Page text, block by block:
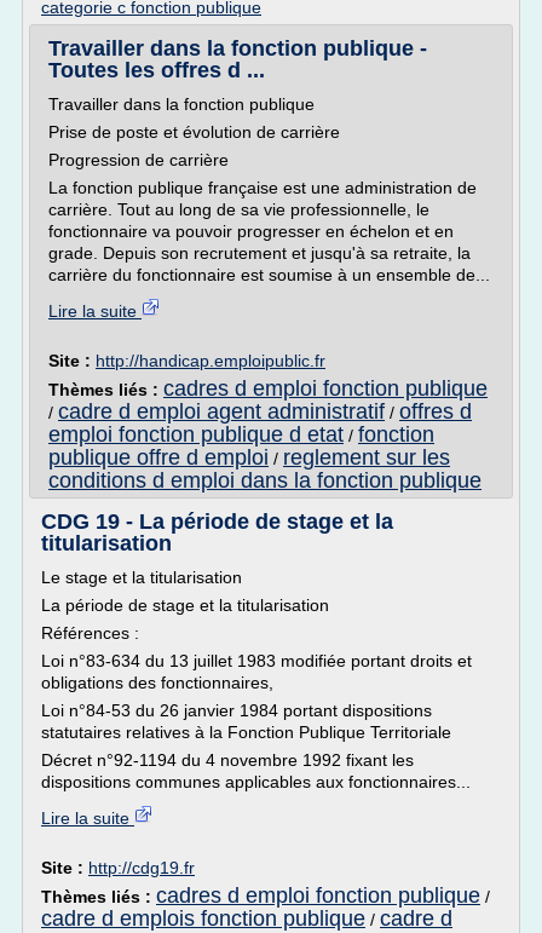
categorie c fonction publique
Travailler dans la fonction publique -
Toutes les offres d ...
Travailler dans la fonction publique
Prise de poste et évolution de carrière
Progression de carrière
La fonction publique française est une administration de
carrière. Tout au long de sa vie professionnelle, le
fonctionnaire va pouvoir progresser en échelon et en
grade. Depuis son recrutement et jusqu'à sa retraite, la
carrière du fonctionnaire est soumise à un ensemble de...
Lire la suite
Site : http://handicap.emploipublic.fr
Thèmes liés : cadres d emploi fonction publique
/ cadre d emploi agent administratif / offres d
emploi fonction publique d etat / fonction
publique offre d emploi / reglement sur les
conditions d emploi dans la fonction publique
CDG 19 - La période de stage et la
titularisation
Le stage et la titularisation
La période de stage et la titularisation
Références :
Loi n°83-634 du 13 juillet 1983 modifiée portant droits et
obligations des fonctionnaires,
Loi n°84-53 du 26 janvier 1984 portant dispositions
statutaires relatives à la Fonction Publique Territoriale
Décret n°92-1194 du 4 novembre 1992 fixant les
dispositions communes applicables aux fonctionnaires...
Lire la suite
Site : http://cdg19.fr
Thèmes liés : cadres d emploi fonction publique /
cadre d emplois fonction publique / cadre d